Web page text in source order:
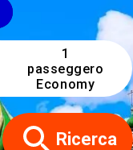
1
passeggero
Economy
Ricerca